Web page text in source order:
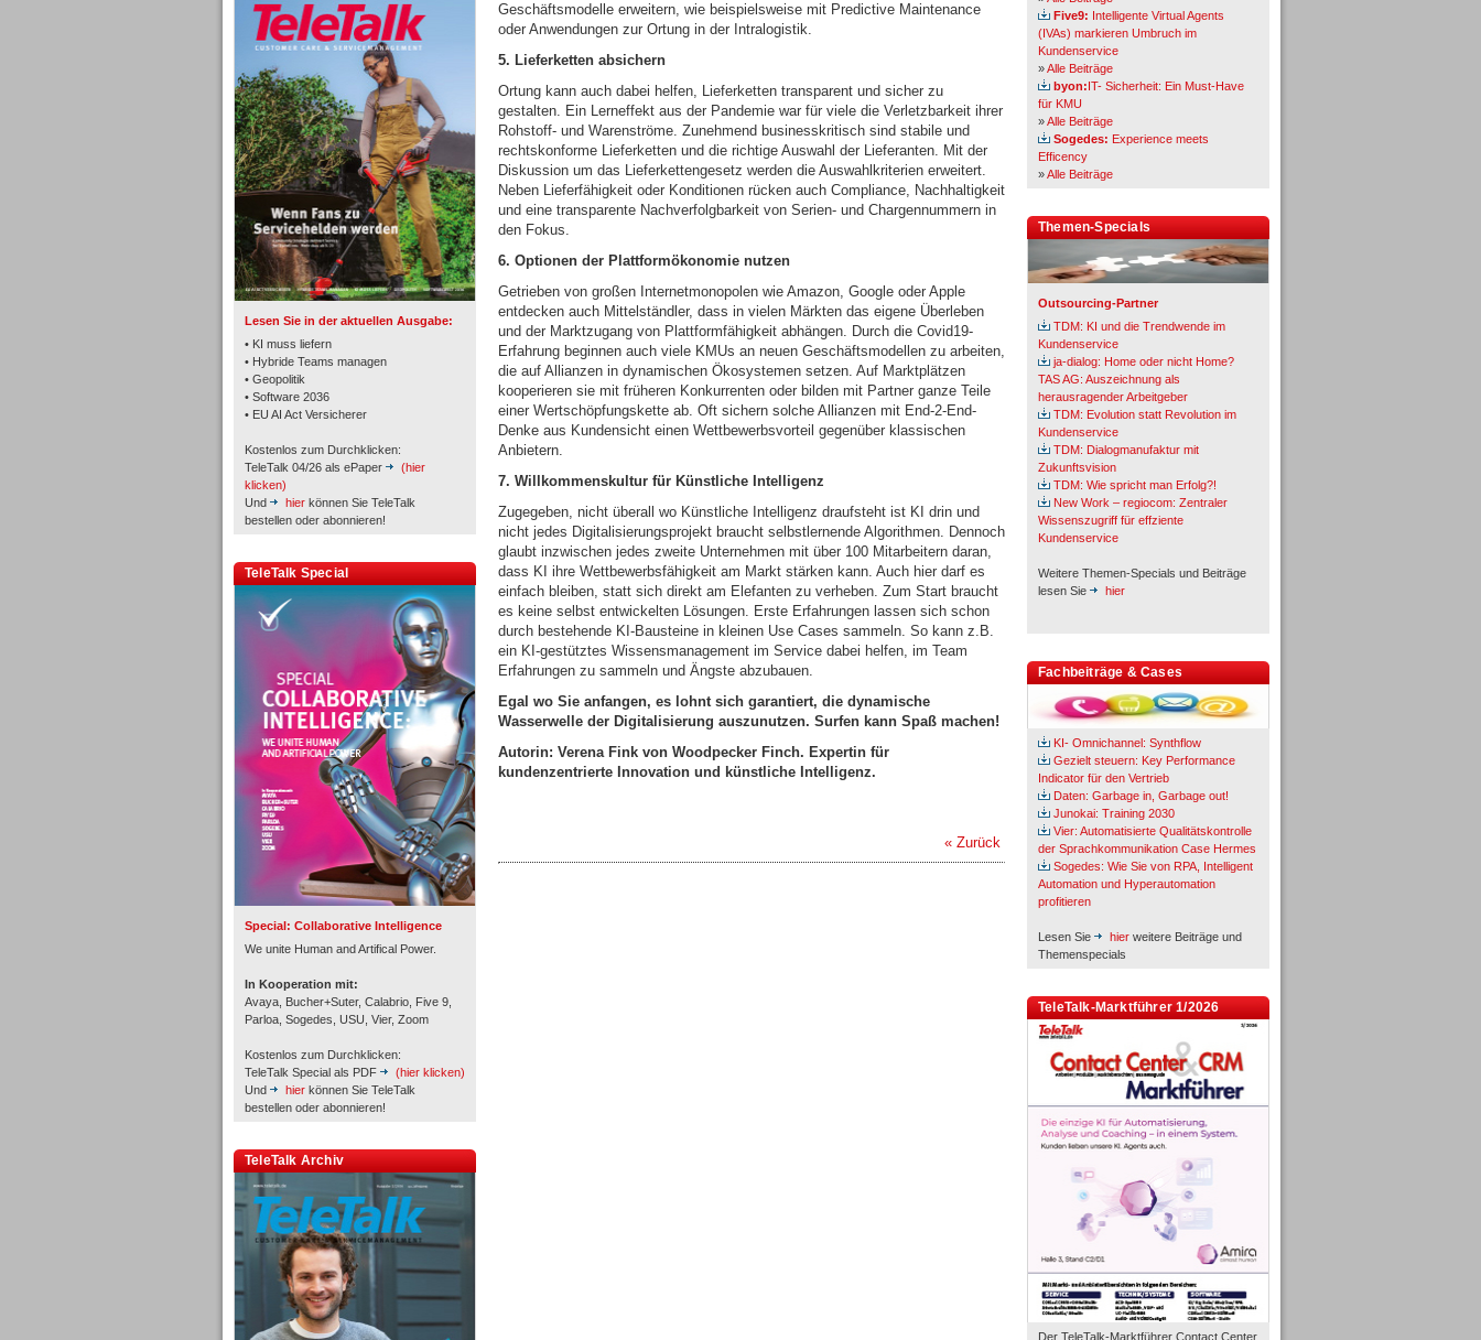
Lesen Sie in der aktuellen Ausgabe:
• KI muss liefern
• Hybride Teams managen
• Geopolitik
• Software 2036
• EU AI Act Versicherer
Kostenlos zum Durchklicken:
TeleTalk 04/26 als ePaper
(hier
klicken)
Und
hier können Sie TeleTalk
bestellen oder abonnieren!
TeleTalk Special
Special: Collaborative Intelligence
We unite Human and Artifical Power.
In Kooperation mit:
Avaya, Bucher+Suter, Calabrio, Five 9,
Parloa, Sogedes, USU, Vier, Zoom
Kostenlos zum Durchklicken:
TeleTalk Special als PDF
(hier klicken)
Und
hier können Sie TeleTalk
bestellen oder abonnieren!
TeleTalk Archiv
TK- und ACD-Systeme
Workforce-Management
Personal
Inbound
Inbound
Inbound
Geschäftsmodelle erweitern, wie beispielsweise mit Predictive Maintenance
oder Anwendungen zur Ortung in der Intralogistik.
5. Lieferketten absichern
Ortung kann auch dabei helfen, Lieferketten transparent und sicher zu
gestalten. Ein Lerneffekt aus der Pandemie war für viele die Verletzbarkeit ihrer
Rohstoff- und Warenströme. Zunehmend businesskritisch sind stabile und
rechtskonforme Lieferketten und die richtige Auswahl der Lieferanten. Mit der
Diskussion um das Lieferkettengesetz werden die Auswahlkriterien erweitert.
Neben Lieferfähigkeit oder Konditionen rücken auch Compliance, Nachhaltigkeit
und eine transparente Nachverfolgbarkeit von Serien- und Chargennummern in
den Fokus.
6. Optionen der Plattformökonomie nutzen
Getrieben von großen Internetmonopolen wie Amazon, Google oder Apple
entdecken auch Mittelständler, dass in vielen Märkten das eigene Überleben
und der Marktzugang von Plattformfähigkeit abhängen. Durch die Covid19-
Erfahrung beginnen auch viele KMUs an neuen Geschäftsmodellen zu arbeiten,
die auf Allianzen in dynamischen Ökosystemen setzen. Auf Marktplätzen
kooperieren sie mit früheren Konkurrenten oder bilden mit Partner ganze Teile
einer Wertschöpfungskette ab. Oft sichern solche Allianzen mit End-2-End-
Denke aus Kundensicht einen Wettbewerbsvorteil gegenüber klassischen
Anbietern.
7. Willkommenskultur für Künstliche Intelligenz
Zugegeben, nicht überall wo Künstliche Intelligenz draufsteht ist KI drin und
nicht jedes Digitalisierungsprojekt braucht selbstlernende Algorithmen. Dennoch
glaubt inzwischen jedes zweite Unternehmen mit über 100 Mitarbeitern daran,
dass KI ihre Wettbewerbsfähigkeit am Markt stärken kann. Auch hier darf es
einfach bleiben, statt sich direkt am Elefanten zu verheben. Zum Start braucht
es keine selbst entwickelten Lösungen. Erste Erfahrungen lassen sich schon
durch bestehende KI-Bausteine in kleinen Use Cases sammeln. So kann z.B.
ein KI-gestütztes Wissensmanagement im Service dabei helfen, im Team
Erfahrungen zu sammeln und Ängste abzubauen.
Egal wo Sie anfangen, es lohnt sich garantiert, die dynamische
Wasserwelle der Digitalisierung auszunutzen. Surfen kann Spaß machen!
Autorin: Verena Fink von Woodpecker Finch. Expertin für
kundenzentrierte Innovation und künstliche Intelligenz.
« Zurück
Five9: Intelligente Virtual Agents
(IVAs) markieren Umbruch im
Kundenservice
»Alle Beiträge
byon:IT- Sicherheit: Ein Must-Have
für KMU
»Alle Beiträge
Sogedes: Experience meets
Efficency
»Alle Beiträge
Themen-Specials
Outsourcing-Partner
TDM: KI und die Trendwende im
Kundenservice
ja-dialog: Home oder nicht Home?
TAS AG: Auszeichnung als
herausragender Arbeitgeber
TDM: Evolution statt Revolution im
Kundenservice
TDM: Dialogmanufaktur mit
Zukunftsvision
TDM: Wie spricht man Erfolg?!
New Work – regiocom: Zentraler
Wissenszugriff für effziente
Kundenservice
Weitere Themen-Specials und Beiträge
lesen Sie
hier
Fachbeiträge & Cases
KI- Omnichannel: Synthflow
Gezielt steuern: Key Performance
Indicator für den Vertrieb
Daten: Garbage in, Garbage out!
Junokai: Training 2030
Vier: Automatisierte Qualitätskontrolle
der Sprachkommunikation Case Hermes
Sogedes: Wie Sie von RPA, Intelligent
Automation und Hyperautomation
profitieren
Lesen Sie hier weitere Beiträge und
Themenspecials
TeleTalk-Marktführer 1/2026
Der TeleTalk-Marktführer Contact Center